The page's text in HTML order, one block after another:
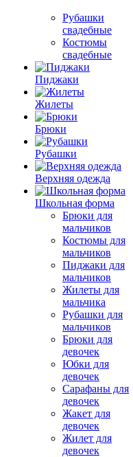
Рубашки
свадебные
Костюмы
свадебные
Пиджаки
Жилеты
Брюки
Рубашки
Верхняя одежда
Школьная форма
Брюки для
мальчиков
Костюмы для
мальчиков
Пиджаки для
мальчиков
Жилеты для
мальчика
Рубашки для
мальчиков
Брюки для
девочек
Юбки для
девочек
Сарафаны для
девочек
Жакет для
девочек
Жилет для
девочек